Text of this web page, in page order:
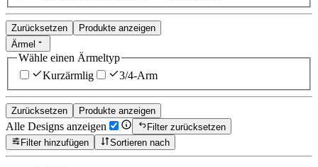
Zurücksetzen
Produkte anzeigen
Ärmel
Wähle einen Ärmeltyp
Kurzärmlig
3/4-Arm
Zurücksetzen Produkte anzeigen
Alle Designs anzeigen
Filter zurücksetzen
Filter hinzufügen
Sortieren nach